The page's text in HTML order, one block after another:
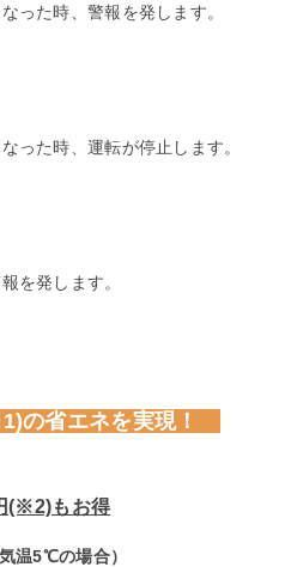
った時、警報を発します。
った時、運転が停止します。
を発します。
の省エネを実現！
(※2)もお得
温5℃の場合）